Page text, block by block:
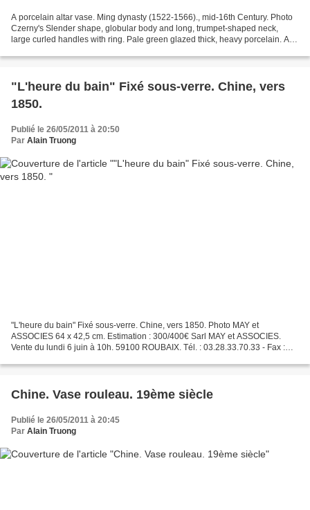
A porcelain altar vase. Ming dynasty (1522-1566)., mid-16th Century. Photo
Czerny's Slender shape, globular body and long, trumpet-shaped neck,
large curled handles with ring. Pale green glazed thick, heavy porcelain. An
"L'heure du bain" Fixé sous-verre. Chine, vers
1850.
Publié le 26/05/2011 à 20:50
Par Alain Truong
"L'heure du bain" Fixé sous-verre. Chine, vers 1850. Photo MAY et
ASSOCIES 64 x 42,5 cm. Estimation : 300/400€ Sarl MAY et ASSOCIES.
Vente du lundi 6 juin à 10h. 59100 ROUBAIX. Tél. : 03.28.33.70.33 - Fax :
Chine. Vase rouleau. 19ème siècle
Publié le 26/05/2011 à 20:45
Par Alain Truong